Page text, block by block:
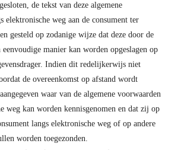
de tekst van deze algemene
elektronische weg aan de consument ter
gesteld op zodanige wijze dat deze door de
eenvoudige manier kan worden opgeslagen op
Indien dit redelijkerwijs niet
de overeenkomst op afstand wordt
waar van de algemene voorwaarden
weg kan worden kennisgenomen en dat zij op
langs elektronische weg of op andere
worden toegezonden.